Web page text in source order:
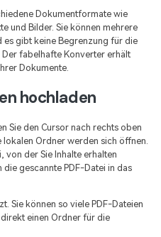
Dokumentformate wie
und Bilder. Sie können mehrere
es gibt keine Begrenzung für die
fabelhafte Konverter erhält
Dokumente.
hochladen
Sie den Cursor nach rechts oben
Ordner werden sich öffnen.
von der Sie Inhalte erhalten
gescannte PDF-Datei in das
Sie können so viele PDF-Dateien
einen Ordner für die